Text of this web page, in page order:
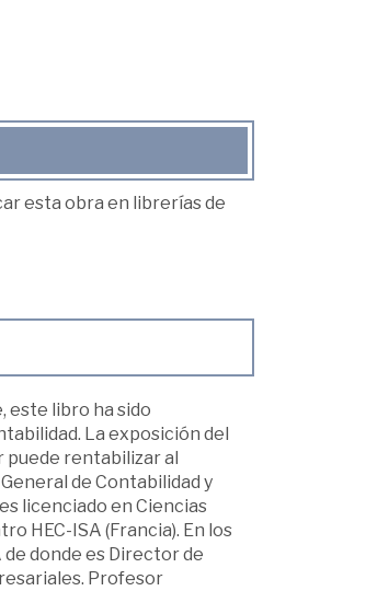
esta obra en librerías de
este libro ha sido
La exposición del
puede rentabilizar al
de Contabilidad y
licenciado en Ciencias
HEC-ISA (Francia). En los
donde es Director de
Profesor